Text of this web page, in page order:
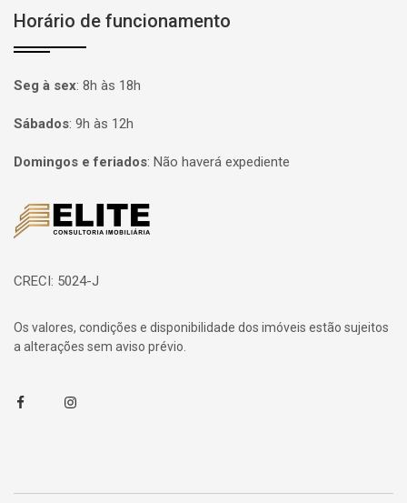
Horário de funcionamento
Seg à sex: 8h às 18h
Sábados: 9h às 12h
Domingos e feriados: Não haverá expediente
Página inicial
CRECI: 5024-J
Os valores, condições e disponibilidade dos imóveis estão sujeitos
a alterações sem aviso prévio.
FacebookInstagram